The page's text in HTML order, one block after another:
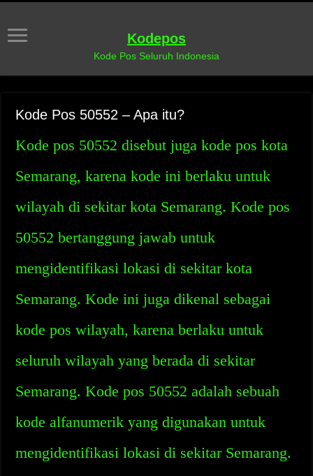
Kodepos
Kode Pos Seluruh Indonesia
Kode Pos 50552 – Apa itu?
Kode pos 50552 disebut juga kode pos kota
Semarang, karena kode ini berlaku untuk
wilayah di sekitar kota Semarang. Kode pos
50552 bertanggung jawab untuk
mengidentifikasi lokasi di sekitar kota
Semarang. Kode ini juga dikenal sebagai
kode pos wilayah, karena berlaku untuk
seluruh wilayah yang berada di sekitar
Semarang. Kode pos 50552 adalah sebuah
kode alfanumerik yang digunakan untuk
mengidentifikasi lokasi di sekitar Semarang.